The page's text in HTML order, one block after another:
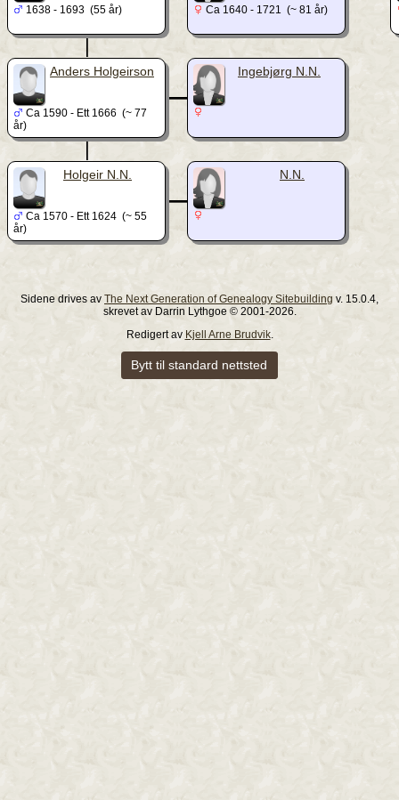
1638 - 1693 (55 år) Ca 1640 - 1721 (~ 81 år)
|
Anders Holgeirson
Ca 1590 - Ett 1666 (~ 77
år)
_ Ingebjørg N.N.
|
Holgeir N.N.
Ca 1570 - Ett 1624 (~ 55
år)
_ N.N.
Sidene drives av The Next Generation of Genealogy Sitebuilding v. 15.0.4,
skrevet av Darrin Lythgoe © 2001-2026.
Redigert av Kjell Arne Brudvik.
Bytt til standard nettsted